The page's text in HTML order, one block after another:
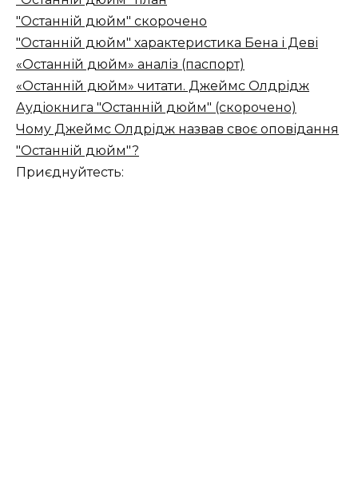
"Останній дюйм" скорочено
"Останній дюйм" характеристика Бена і Деві
«Останній дюйм» аналіз (паспорт)
«Останній дюйм» читати. Джеймс Олдрідж
Аудіокнига "Останній дюйм" (скорочено)
Чому Джеймс Олдрідж назвав своє оповідання
"Останній дюйм"?
Приєднуйтесть: